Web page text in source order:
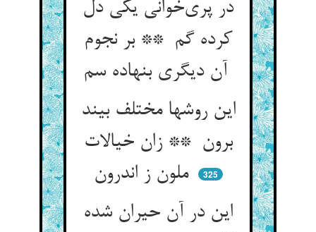
در پری‌خوانی یکی دل
کرده گم ** بر نجوم
این روشها مختلف بیند
برون ** زان خیالات
ملون ز اندرون
325
این در آن حیران شده